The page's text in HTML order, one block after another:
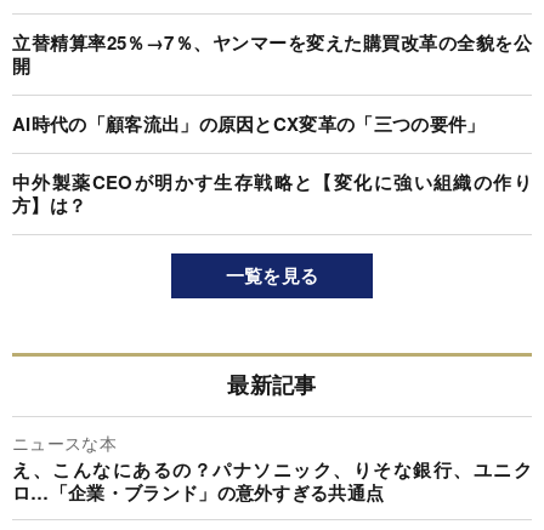
立替精算率25％→7％、ヤンマーを変えた購買改革の全貌を公
開
AI時代の「顧客流出」の原因とCX変革の「三つの要件」
中外製薬CEOが明かす生存戦略と【変化に強い組織の作り
方】は？
一覧を見る
最新記事
ニュースな本
え、こんなにあるの？パナソニック、りそな銀行、ユニク
ロ…「企業・ブランド」の意外すぎる共通点